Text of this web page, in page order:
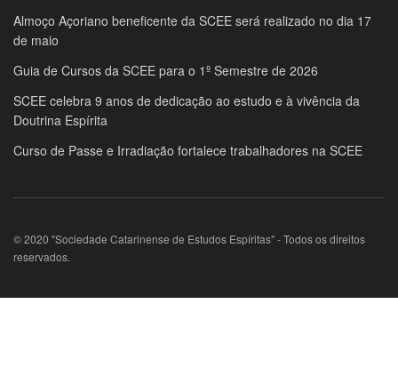
Almoço Açoriano beneficente da SCEE será realizado no dia 17
de maio
Guia de Cursos da SCEE para o 1º Semestre de 2026
SCEE celebra 9 anos de dedicação ao estudo e à vivência da
Doutrina Espírita
Curso de Passe e Irradiação fortalece trabalhadores na SCEE
© 2020 "Sociedade Catarinense de Estudos Espíritas" - Todos os direitos
reservados.